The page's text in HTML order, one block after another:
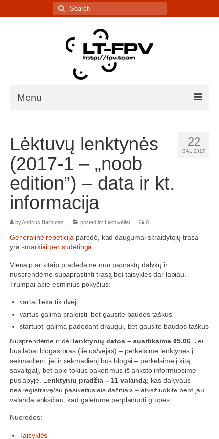
Search
for:
Menu
5.8G kanalų skaičiuoklė
Laiko matavimo sistema
IR davikliai – sąrašai, informacija
Lenktynės/renginiai
„Savaitės lyga”
Lėktuvų susitikimų taisyklės/dažnių lentelė
LT-FPV
LT-FPV Komanda
Komandos logo
Nuorodos
Draugai
Archyvas
2016 Pirmos lenktynės
Taisyklės
22
BAL 2017
Lėktuvų lenktynės
(2017-1 – „noob
edition”) – data ir kt.
informacija
byAndrius Narbutas | posted in: Lėktuvėliai | 0
Generalinė repeticija parodė, kad daugumai skraidytojų trasa
yra smarkiai per sudėtinga
Vienaip ar kitaip pradedame nuo paprastų dalykų ir
nusprendėme supaprastinti trasą bei taisykles dar labiau.
Trumpai apie esminius pokyčius:
vartai lieka tik dveji
vartus galima praleisti, bet gausite baudos taškus
startuoti galima padedant draugui, bet gausite baudos taškus
Nusprendėme ir dėl lenktynių datos – susitiksime 05.06 . Jei
bus labai blogas oras (lietus/vėjas) – perkelsime lenktynes į
sekmadienį, jei ir sekmadienį bus blogai – perkelsime į kitą
savaitgalį, bet apie tokius pakeitimus iš anksto informuosime
puslapyje. Lenktynių pradžia – 11 valandą; kas dalyvaus
nesiregistravę/su pasikeitusiais dažniais – atvažiuokite bent jau
valanda anksčiau, kad galėtume perplanuoti grupes.
Nuorodos:
Taisyklės